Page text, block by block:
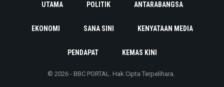
UTAMA POLITIK ANTARABANGSA
EKONOMI SANA SINI KENYATAAN MEDIA
PENDAPAT KEMAS KINI
© 2026 - BBC PORTAL. Hak Cipta Terpelihara.